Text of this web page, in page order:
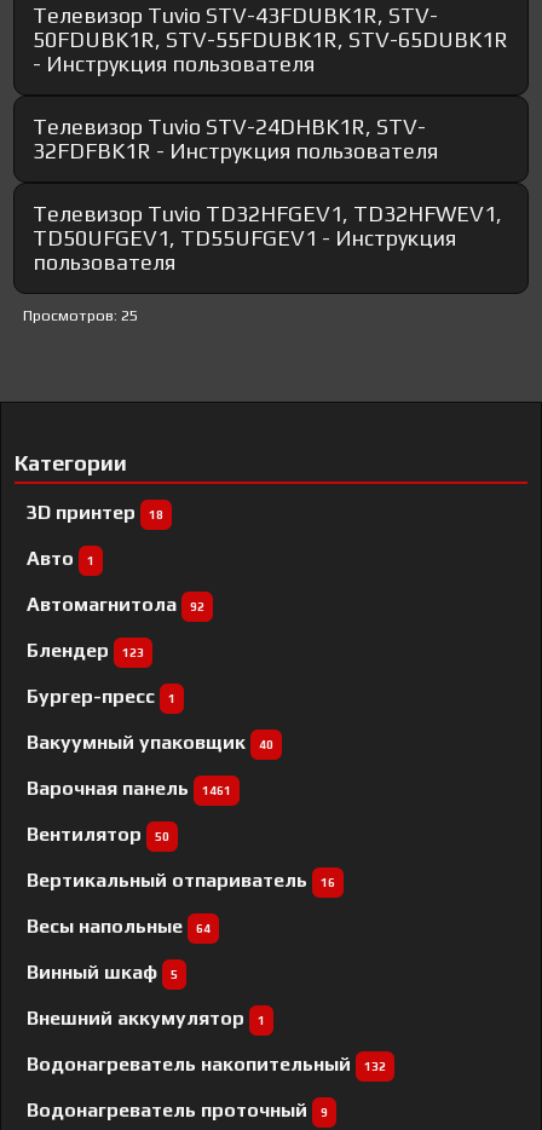
Телевизор Tuvio STV-43FDUBK1R, STV-
50FDUBK1R, STV-55FDUBK1R, STV-65DUBK1R
- Инструкция пользователя
Телевизор Tuvio STV-24DHBK1R, STV-
32FDFBK1R - Инструкция пользователя
Телевизор Tuvio TD32HFGEV1, TD32HFWEV1,
TD50UFGEV1, TD55UFGEV1 - Инструкция
пользователя
Просмотров: 25
Категории
3D принтер 18
Авто 1
Автомагнитола 92
Блендер 123
Бургер-пресс 1
Вакуумный упаковщик 40
Варочная панель 1461
Вентилятор 50
Вертикальный отпариватель 16
Весы напольные 64
Винный шкаф 5
Внешний аккумулятор 1
Водонагреватель накопительный 132
Водонагреватель проточный 9